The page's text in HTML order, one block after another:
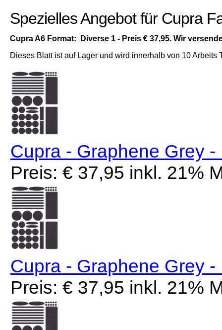
Spezielles Angebot für Cupra
Cupra A6 Format: Diverse 1 - Preis € 37,95. Wir
Dieses Blatt ist auf Lager und wird innerhalb von 10 Arbeits
Cupra - Graphene Grey
Preis: € 37,95 inkl. 21%
Cupra - Graphene Grey
Preis: € 37,95 inkl. 21%